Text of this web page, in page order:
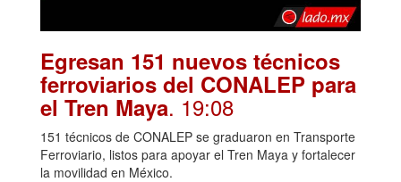
Egresan 151 nuevos técnicos
ferroviarios del CONALEP para
el Tren Maya. 19:08
151 técnicos de CONALEP se graduaron en Transporte
Ferroviario, listos para apoyar el Tren Maya y fortalecer
la movilidad en México.